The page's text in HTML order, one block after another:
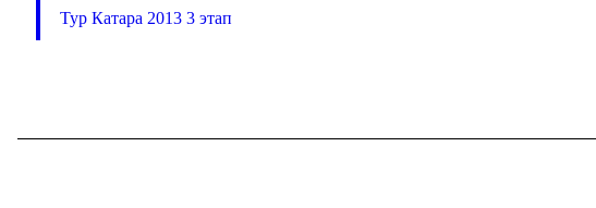
Тур Катара 2013 3 этап